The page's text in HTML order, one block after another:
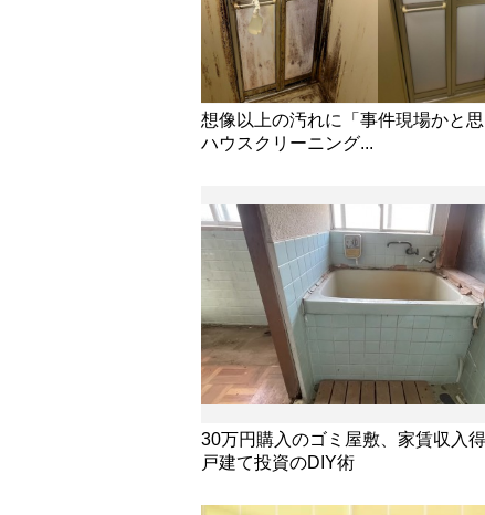
想像以上の汚れに「事件現場かと
ハウスクリーニング...
30万円購入のゴミ屋敷、家賃収入
戸建て投資のDIY術